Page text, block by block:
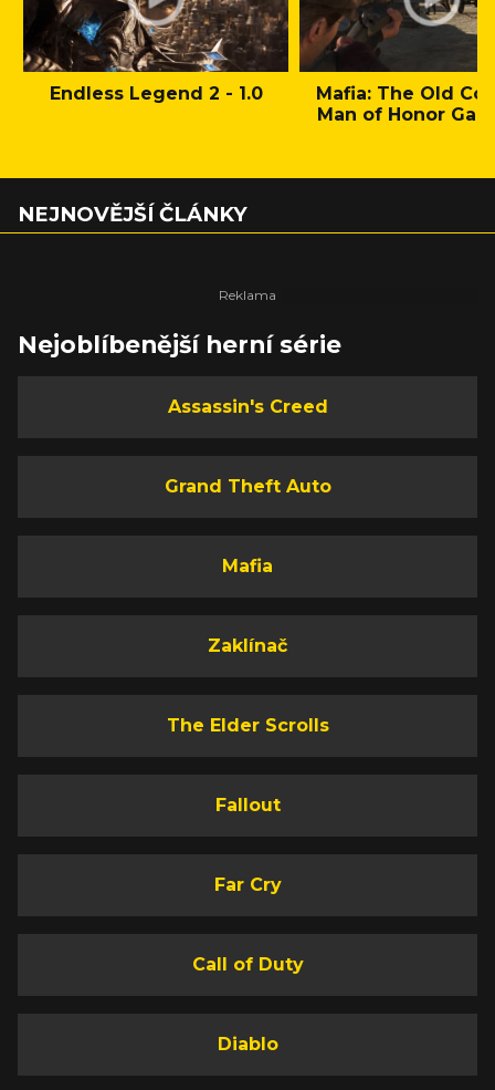
Endless Legend 2 - 1.0
Mafia: The Old
Man of Honor
NEJNOVĚJŠÍ ČLÁNKY
Nejoblíbenější herní série
Assassin's Creed
Grand Theft Auto
Mafia
Zaklínač
The Elder Scrolls
Fallout
Far Cry
Call of Duty
Diablo